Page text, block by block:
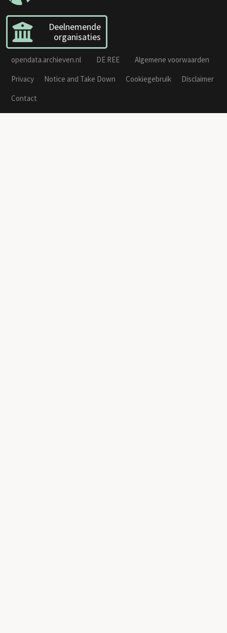
Deelnemende
organisaties
opendata.archieven.nl DE REE
Algemene voorwaarden
Privacy
Notice and Take Down Cookiegebruik
Disclaimer
Contact